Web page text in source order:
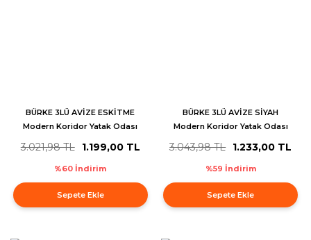
BÜRKE 3LÜ AVİZE ESKİTME
Modern Koridor Yatak Odası
3.021,98 TL 1.199,00 TL
%60 İndirim
Sepete Ekle
BÜRKE 3LÜ AVİZE SİYAH
Modern Koridor Yatak Odası
3.043,98 TL 1.233,00 TL
%59 İndirim
Sepete Ekle